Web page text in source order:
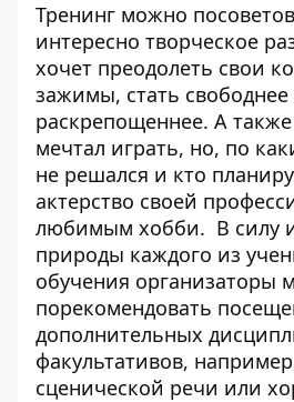
Тренинг можно
интересно творческое
хочет преодолеть свои
зажимы, стать свободнее
раскрепощеннее. А также
мечтал играть, но, по
не решался и кто
актерство своей
любимым хобби. В силу
природы каждого из
обучения организаторы
порекомендовать
дополнительных
факультативов,
сценической речи или